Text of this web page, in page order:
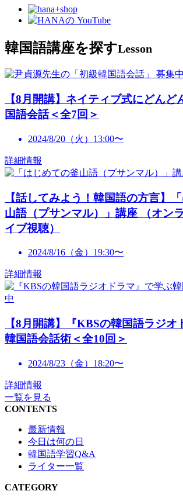
韓国語講座を探すLesson
募集中
【8月開講】ネイティブ式にどんど
国語会話＜全7回＞
2024/8/20（火）13:00〜
詳細情報
【話してみよう！韓国語の方言】
山語（プサンマル）」講座 （オン
イブ視聴）
2024/8/16（金）19:30〜
詳細情報
中
【8月開講】『KBSの韓国語ラジオ
韓国語会話術＜全10回＞
2024/8/23（金）18:20〜
詳細情報
一覧を見る
CONTENTS
最新情報
今日は何の日
韓国語学習Q&A
ライター一覧
CATEGORY